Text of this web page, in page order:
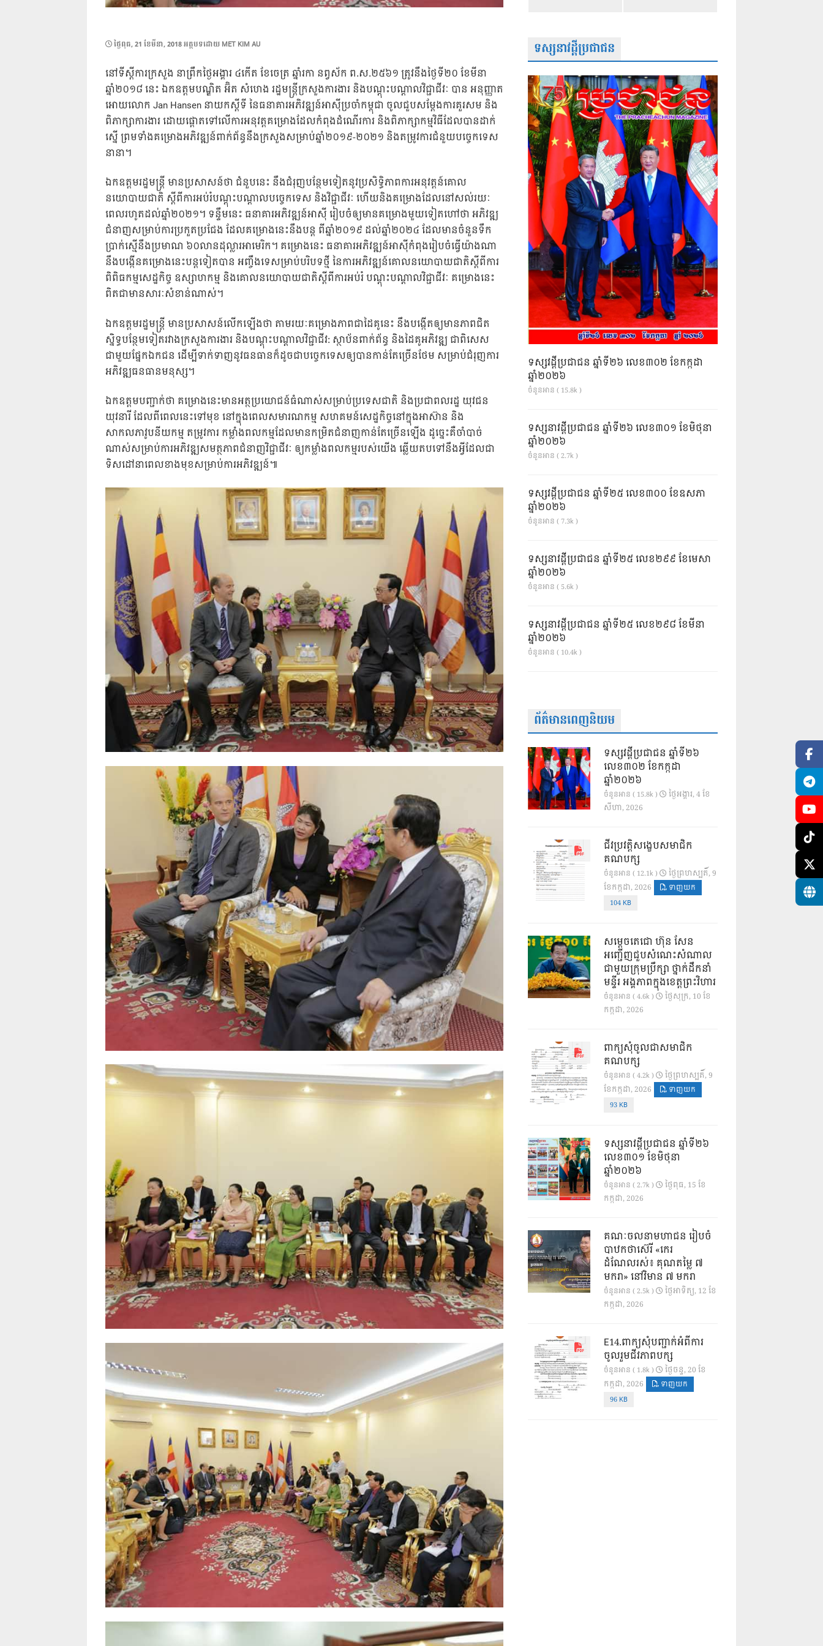
POSTED
ថ្ងៃ​ពុធ, 21 ខែ​មីនា, 2018អត្ថបទដោយ MET KIM AU
នៅទីស្តីការក្រសួង នាព្រឹកថ្ងៃអង្គារ ៤កើត ខែចេត្រ ឆ្នាំរកា នព្វស័ក ព.ស.២៥៦១ ត្រូវនឹងថ្ងៃទី២០ ខែមីនា
ឆ្នាំ២០១៨ នេះ ឯកឧត្តមបណ្ឌិត អ៊ិត សំហេង រដ្ឋមន្ត្រីក្រសួងការងារ និងបណ្តុះបណ្តាលវិជ្ជាជីវៈ បាន អនុញ្ញាត
អោយលោក Jan Hansen នាយកស្តីទី នៃធនាគារអភិវឌ្ឍន៍អាស៉ីប្រចាំកម្ពុជា ចូលជួបសម្តែងការគួរសម និង
ពិភាក្សាការងារ ដោយផ្តោតទៅលើការអនុវត្តគម្រោងដែលកំពុងដំណើរការ និងពិភាក្សាកម្មវិធីដែលបានដាក់
ស្នើ ព្រមទាំងគម្រោងអភិវឌ្ឍន៍ពាក់ព័ន្ធនឹងក្រសួងសម្រាប់ឆ្នាំ២០១៩-២០២១ និងតម្រូវការជំនួយបច្ចេកទេស
នានា។
ឯកឧត្តមរដ្ឋមន្ត្រី មានប្រសាសន៍ថា ជំនួបនេះ នឹងជំរុញបន្ថែមទៀតនូវប្រសិទ្ធិភាពការអនុវត្តន៍គោល
នយោបាយជាតិ ស្តីពីការអប់រំបណ្តុះបណ្តាលបច្ចេកទេស និងវិជ្ជាជីវៈ ហើយនិងគម្រោងដែលនៅសល់រយៈ
ពេលរហូតដល់ឆ្នាំ២០២១។ ទន្ទឹមនេះ ធនាគារអភិវឌ្ឍន៍អាស៊ី រៀបចំឲ្យមានគម្រោងមួយទៀតហៅថា អភិវឌ្ឍ
ជំនាញសម្រាប់ការប្រកួតប្រជែង ដែលគម្រោងនេះនឹងបន្ត ពីឆ្នាំ២០១៩ ដល់ឆ្នាំ២០២៤ ដែលមានចំនួនទឹក
ប្រាក់ស្មើនឹងប្រមាណ ៦០លានដុល្លារអាមេរិក។ គម្រោងនេះ ធនាគារអភិវឌ្ឍន៍អាស៊ីកំពុងរៀបចំធ្វើយ៉ាងណា
នឹងបង្កើនគម្រោងនេះបន្តទៀតបាន អញ្ចឹងទេសម្រាប់បរិបទថ្មី នៃការអភិវឌ្ឍន៍គោលនយោបាយជាតិស្តីពីការ
ពិពិធកម្មសេដ្ឋកិច្ច ឧស្សាហកម្ម និងគោលនយោបាយជាតិស្តីពីការអប់រំ បណ្តុះបណ្តាលវិជ្ជាជីវៈ គម្រោងនេះ
ពិតជាមានសារៈសំខាន់ណាស់។
ឯកឧត្តមរដ្ឋមន្ត្រី មានប្រសាសន៍លើកឡើងថា តាមរយៈគម្រោងភាពជាដៃគូនេះ នឹងបង្កើតឲ្យមានភាពជិត
ស្និទ្ធបន្ថែមទៀតរវាងក្រសួងការងារ និងបណ្តុះបណ្តាលវិជ្ជាជីវ: ស្ថាប័នពាក់ព័ន្ធ និងដៃគូអភិវឌ្ឍ ជាពិសេស
ជាមួយផ្នែកឯកជន ដើម្បីទាក់ទាញនូវធនធានក៏ដូចជាបច្ចេកទេសឲ្យបានកាន់តែច្រើនថែម សម្រាប់ជំរុញការ
អភិវឌ្ឍធនធានមនុស្ស។
ឯកឧត្តមបញ្ជាក់ថា គម្រោងនេះមានអត្ថប្រយោជន៍ធំណាស់សម្រាប់ប្រទេសជាតិ និងប្រជាពលរដ្ឋ យុវជន
យុវនារី ដែលពីពេលនេះទៅមុខ នៅក្នុងពេលសមារណកម្ម សហគមន៍សេដ្ឋកិច្ចនៅក្នុងអាស៊ាន និង
សាកលភាវូបនីយកម្ម តម្រូវការ កម្លាំងពលកម្មដែលមានកម្រិតជំនាញកាន់តែច្រើនឡើង ដូច្នេះគឺចាំបាច់
ណាស់សម្រាប់ការអភិវឌ្ឍសមត្ថភាពជំនាញវិជ្ជាជីវៈ ឲ្យកម្លាំងពលកម្មរបស់យើង ឆ្លើយតបទៅនឹងអ្វីដែលជា
ទិសដៅនាពេលខាងមុខសម្រាប់ការអភិវឌ្ឍន៍៕
ទស្សនាវដ្តីប្រជាជន
ទស្សវដ្តីប្រជាជន ឆ្នាំទី២៦ លេខ៣០២ ខែកក្កដា
ឆ្នាំ២០២៦
ចំនួនអាន ( 15.8k )
ទស្សនាវដ្ដីប្រជាជន ឆ្នាំទី២៦ លេខ៣០១ ខែមិថុនា
ឆ្នាំ២០២៦
ចំនួនអាន ( 2.7k )
ទស្សវដ្តីប្រជាជន ឆ្នាំទី២៥ លេខ៣០០ ខែឧសភា
ឆ្នាំ២០២៦
ចំនួនអាន ( 7.3k )
ទស្សនាវដ្ដីប្រជាជន ឆ្នាំទី២៥ លេខ២៩៩ ខែមេសា
ឆ្នាំ២០២៦
ចំនួនអាន ( 5.6k )
ទស្សនាវដ្ដីប្រជាជន ឆ្នាំទី២៥ លេខ២៩៨ ខែមីនា
ឆ្នាំ២០២៦
ចំនួនអាន ( 10.4k )
ព័ត៌មានពេញនិយម
ទស្សវដ្តីប្រជាជន ឆ្នាំទី២៦
លេខ៣០២ ខែកក្កដា
ឆ្នាំ២០២៦
ចំនួនអាន ( 15.8k )
ថ្ងៃ​អង្គារ, 4 ខែ​
សីហា, 2026
ជីវប្រវត្តិសង្ខេបសមាជិក
គណបក្ស
ចំនួនអាន ( 12.1k )
ថ្ងៃ​ព្រហស្បតិ៍, 9
ខែ​កក្កដា, 2026
ទាញយក
104 KB
សម្តេចតេជោ ហ៊ុន សែន
អញ្ជើញជួបសំណេះសំណាល
ជាមួយក្រុមប្រឹក្សា ថ្នាក់ដឹកនាំ
មន្ទីរ អង្គភាពក្នុងខេត្តព្រះវិហារ
ចំនួនអាន ( 4.6k )
ថ្ងៃ​សុក្រ, 10 ខែ​
កក្កដា, 2026
ពាក្យសុំចូលជាសមាជិក
គណបក្ស
ចំនួនអាន ( 4.2k )
ថ្ងៃ​ព្រហស្បតិ៍, 9
ខែ​កក្កដា, 2026
ទាញយក
93 KB
ទស្សនាវដ្ដីប្រជាជន ឆ្នាំទី២៦
លេខ៣០១ ខែមិថុនា
ឆ្នាំ២០២៦
ចំនួនអាន ( 2.7k )
ថ្ងៃ​ពុធ, 15 ខែ​
កក្កដា, 2026
គណៈចលនាមហាជន រៀបចំ
បាឋកថាស៊េរី «កេរ
ដំណែលរស់៖ គុណតម្លៃ ៧
មករា» នៅវិមាន ៧ មករា
ចំនួនអាន ( 2.5k )
ថ្ងៃ​អាទិត្យ, 12 ខែ​
កក្កដា, 2026
E14.ពាក្យសុំបញ្ជាក់អំពីការ
ចូលរួមជីវភាពបក្ស
ចំនួនអាន ( 1.8k )
ថ្ងៃ​ចន្ទ, 20 ខែ​
កក្កដា, 2026
ទាញយក
96 KB